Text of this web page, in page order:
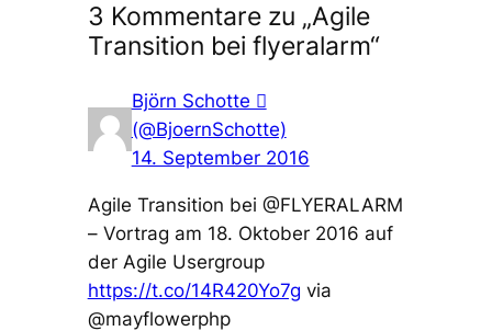
3 Kommentare zu „Agile
Transition bei flyeralarm“
Björn Schotte 
(@BjoernSchotte)
14. September 2016
Agile Transition bei @FLYERALARM
– Vortrag am 18. Oktober 2016 auf
der Agile Usergroup
https://t.co/14R420Yo7g via
@mayflowerphp